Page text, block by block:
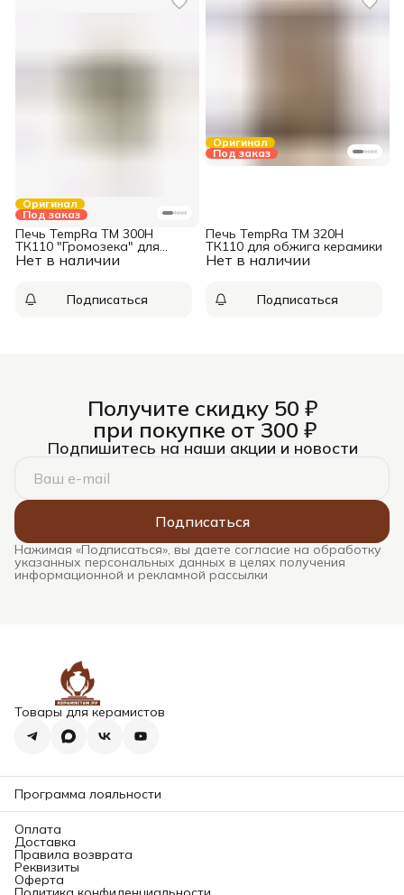
Оригинал
Под заказ
Нет в наличии
Печь TempRa ТМ 300Н
ТК110 "Громозека" для
обжига керамики
Подписаться
Оригинал
Под заказ
Нет в наличии
Печь TempRa ТМ 320Н
ТК110 для обжига керамики
Подписаться
Получите скидку 50 ₽
при покупке от 300 ₽
Подпишитесь на наши акции и новости
Подписаться
Нажимая «Подписаться», вы даете согласие на обработку
указанных персональных данных в целях получения
информационной и рекламной рассылки
Товары для керамистов
Программа лояльности
Оплата
Доставка
Правила возврата
Реквизиты
Оферта